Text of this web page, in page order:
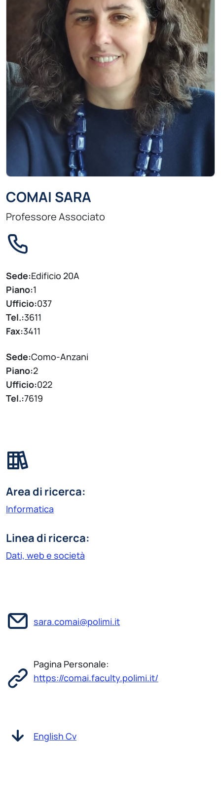
COMAI SARA
Professore Associato
Sede:Edificio 20A
Piano:1
Ufficio:037
Tel.:3611
Fax:3411
Sede:Como-Anzani
Piano:2
Ufficio:022
Tel.:7619
Area di ricerca:
Informatica
Linea di ricerca:
Dati, web e società
sara.comai@polimi.it
Pagina Personale:
https://comai.faculty.polimi.it/
English Cv